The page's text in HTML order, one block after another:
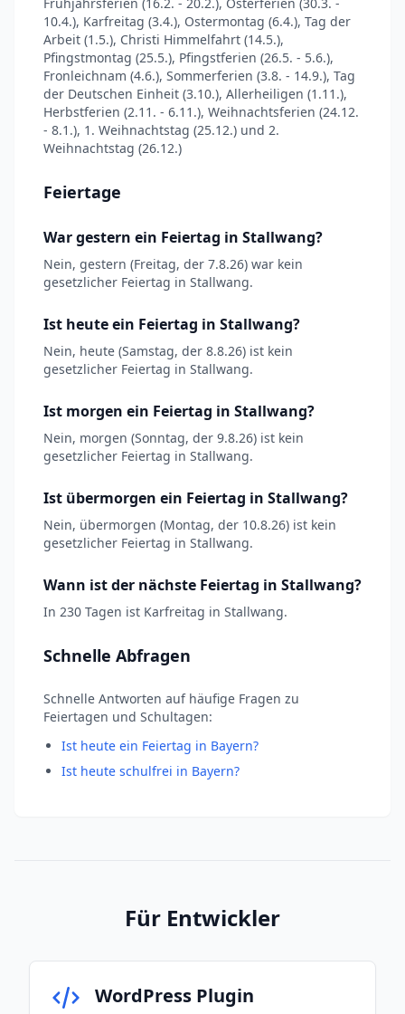
10.4.), Karfreitag (3.4.), Ostermontag (6.4.), Tag der
Arbeit (1.5.), Christi Himmelfahrt (14.5.),
Pfingstmontag (25.5.), Pfingstferien (26.5. - 5.6.),
Fronleichnam (4.6.), Sommerferien (3.8. - 14.9.), Tag
der Deutschen Einheit (3.10.), Allerheiligen (1.11.),
Herbstferien (2.11. - 6.11.), Weihnachtsferien (24.12.
- 8.1.), 1. Weihnachtstag (25.12.) und 2.
Weihnachtstag (26.12.)
Feiertage
War gestern ein Feiertag in Stallwang?
Nein, gestern (Freitag, der 7.8.26) war kein
gesetzlicher Feiertag in Stallwang.
Ist heute ein Feiertag in Stallwang?
Nein, heute (Samstag, der 8.8.26) ist kein
gesetzlicher Feiertag in Stallwang.
Ist morgen ein Feiertag in Stallwang?
Nein, morgen (Sonntag, der 9.8.26) ist kein
gesetzlicher Feiertag in Stallwang.
Ist übermorgen ein Feiertag in Stallwang?
Nein, übermorgen (Montag, der 10.8.26) ist kein
gesetzlicher Feiertag in Stallwang.
Wann ist der nächste Feiertag in Stallwang?
In 230 Tagen ist Karfreitag in Stallwang.
Schnelle Abfragen
Schnelle Antworten auf häufige Fragen zu
Feiertagen und Schultagen:
Ist heute ein Feiertag in Bayern?
Ist heute schulfrei in Bayern?
Für Entwickler
WordPress Plugin